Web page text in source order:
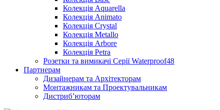
Колекція Aquarella
Колекція Animato
Колекція Crystal
Колекція Metallo
Колекція Arbore
Колекція Petra
Розетки та вимикачі Серії Waterproof48
Партнерам
Дизайнерам та Архітекторам
Монтажникам та Проектувальникам
Дистриб’юторам